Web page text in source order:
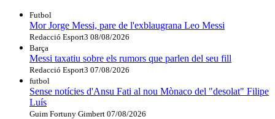
Futbol
Mor Jorge Messi, pare de l'exblaugrana Leo Messi
Redacció Esport3 08/08/2026
Barça
Messi taxatiu sobre els rumors que parlen del seu fill
Redacció Esport3 07/08/2026
futbol
Sense notícies d'Ansu Fati al nou Mònaco del "desolat" Filipe
Luís
Guim Fortuny Gimbert 07/08/2026